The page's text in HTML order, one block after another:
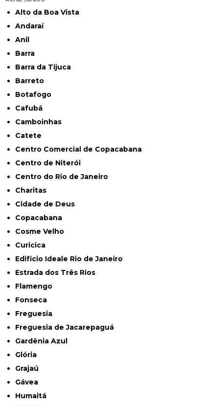
Alto da Boa Vista
Andaraí
Anil
Barra
Barra da Tijuca
Barreto
Botafogo
Cafubá
Camboinhas
Catete
Centro Comercial de Copacabana
Centro de Niterói
Centro do Rio de Janeiro
Charitas
Cidade de Deus
Copacabana
Cosme Velho
Curicica
Edifício Ideale Rio de Janeiro
Estrada dos Três Rios
Flamengo
Fonseca
Freguesia
Freguesia de Jacarepaguá
Gardênia Azul
Glória
Grajaú
Gávea
Humaitá